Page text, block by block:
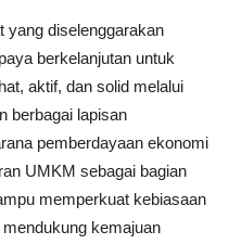
yang diselenggarakan
berkelanjutan untuk
aktif, dan solid melalui
berbagai lapisan
pemberdayaan ekonomi
UMKM sebagai bagian
memperkuat kebiasaan
kemajuan